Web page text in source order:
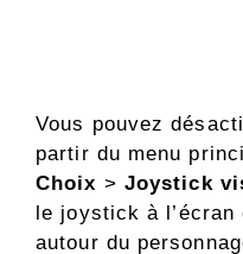
Vous pouvez
partir du menu
Choix > Joystick
le joystick à
autour du